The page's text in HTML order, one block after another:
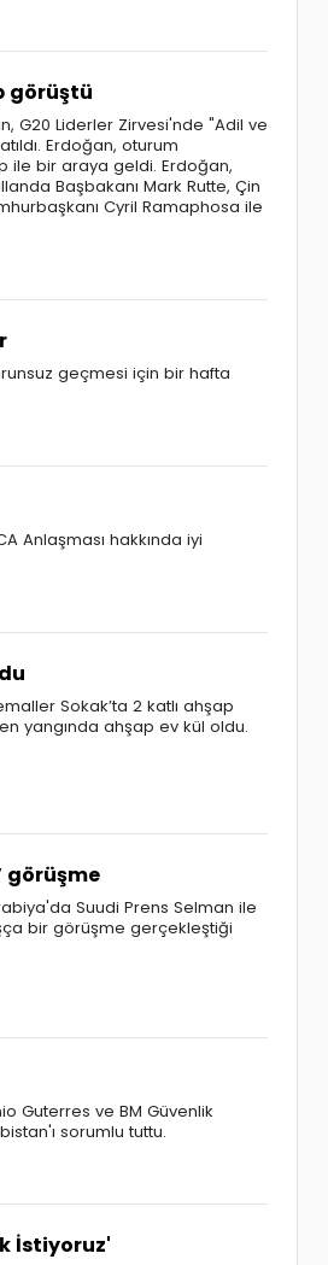
görüştü
G20 Liderler Zirvesi'nde "Adil ve
Erdoğan, oturum
ile bir araya geldi. Erdoğan,
Başbakanı Mark Rutte, Çin
Cyril Ramaphosa ile
geçmesi için bir hafta
Anlaşması hakkında iyi
Sokak’ta 2 katlı ahşap
yangında ahşap ev kül oldu.
görüşme
Suudi Prens Selman ile
bir görüşme gerçekleştiği
Guterres ve BM Güvenlik
sorumlu tuttu.
İstiyoruz'